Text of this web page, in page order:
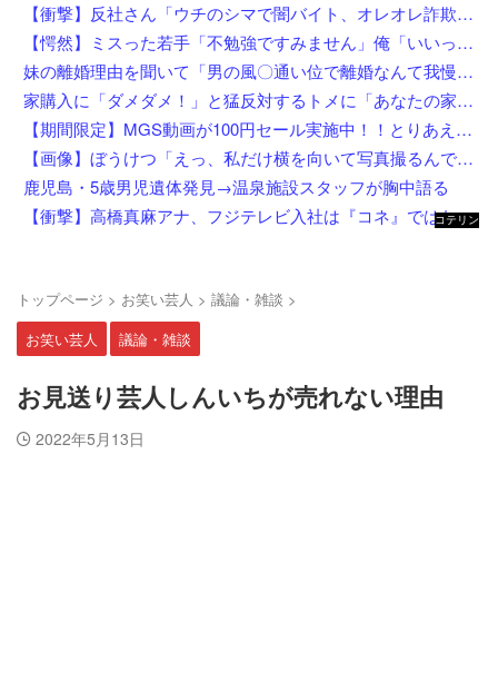
【衝撃】反社さん「ウチのシマで闇バイト、オレオレ詐欺、強盗する奴らぶっ○す」←これw w w w w w w
【愕然】ミスった若手「不勉強ですみません」俺「いいってことよ、教えてあげんよ」若手「訴えます」←ちょっと待って、コレワイが悪いんか？？？？？？？
妹の離婚理由を聞いて「男の風〇通い位で離婚なんて我慢足りないｗ私なら自分を反省する」とドヤるコトメ。すかさずコトメ夫が風〇店に入る証拠写真を見せてあげた結果ｗｗｗｗｗｗ
家購入に「ダメダメ！」と猛反対するトメに「あなたの家じゃありません」と言い放った結果→激怒したトメが自ら〇〇を口にして最高の展開へｗｗｗｗｗｗ
【期間限定】MGS動画が100円セール実施中！！とりあえず全部買うやろｗｗｗｗｗ
【画像】ぼうけつ「えっ、私だけ横を向いて写真撮るんですか？！」→結果w w w w w w w w
鹿児島・5歳男児遺体発見→温泉施設スタッフが胸中語る
【衝撃】高橋真麻アナ、フジテレビ入社は『コネ』ではないが…「忖度じゃないですか？」←これw w w w w w w w
コテリン
トップページ > お笑い芸人 > 議論・雑談 >
お笑い芸人
議論・雑談
お見送り芸人しんいちが売れない理由
2022年5月13日